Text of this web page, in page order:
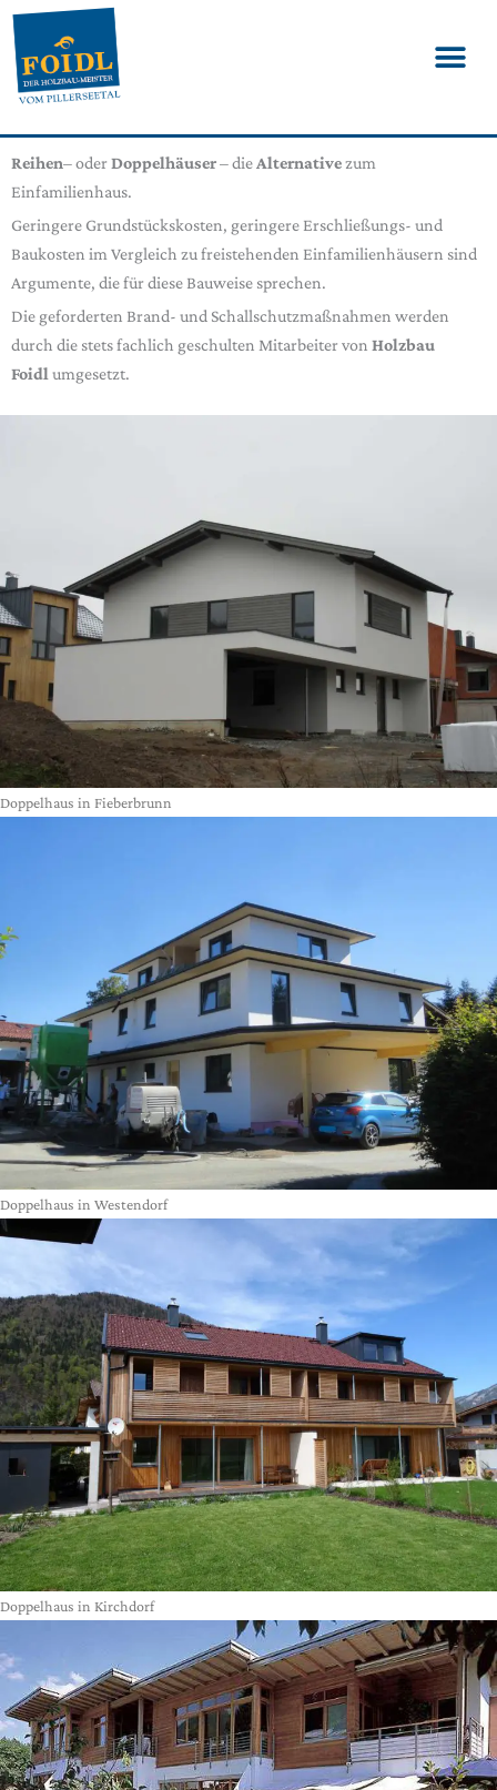
Reihen– oder Doppelhäuser– die Alternativezum
Einfamilienhaus.
Geringere Grundstückskosten, geringere Erschließungs- und
Baukosten im Vergleich zu freistehenden Einfamilienhäusern sind
Argumente, die für diese Bauweise sprechen.
Die geforderten Brand- und Schallschutzmaßnahmen werden
durch die stets fachlich geschulten Mitarbeiter von Holzbau
Foidl umgesetzt.
Doppelhaus in Fieberbrunn
Doppelhaus in Westendorf
Doppelhaus in Kirchdorf